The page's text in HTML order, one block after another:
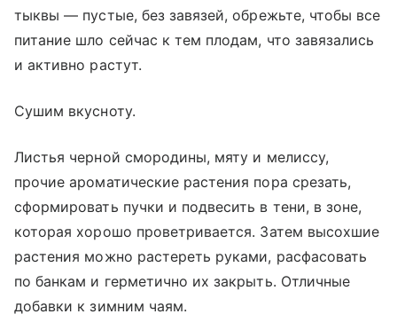
тыквы — пустые, без завязей, обрежьте, чтобы все
питание шло сейчас к тем плодам, что завязались
и активно растут.
Сушим вкусноту.
Листья черной смородины, мяту и мелиссу,
прочие ароматические растения пора срезать,
сформировать пучки и подвесить в тени, в зоне,
которая хорошо проветривается. Затем высохшие
растения можно растереть руками, расфасовать
по банкам и герметично их закрыть. Отличные
добавки к зимним чаям.